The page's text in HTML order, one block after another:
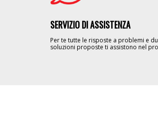
SERVIZIO DI ASSISTENZA
Per te tutte le risposte a problemi e
soluzioni proposte ti assistono nel